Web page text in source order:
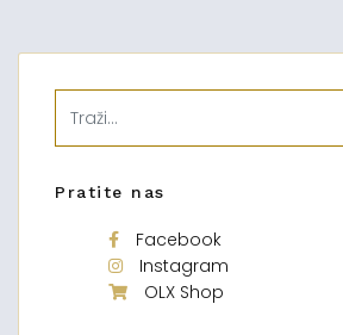
Pratite nas
Facebook
Instagram
OLX Shop